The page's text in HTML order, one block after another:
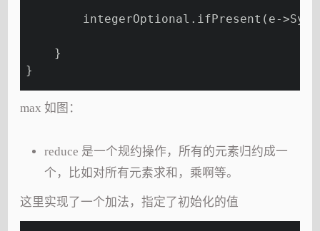
integerOptional.ifPresent(e-
    }
}
max 如图：
reduce 是一个规约操作，所有的元素归约成一
个，比如对所有元素求和，乘啊等。
这里实现了一个加法，指定了初始化的值